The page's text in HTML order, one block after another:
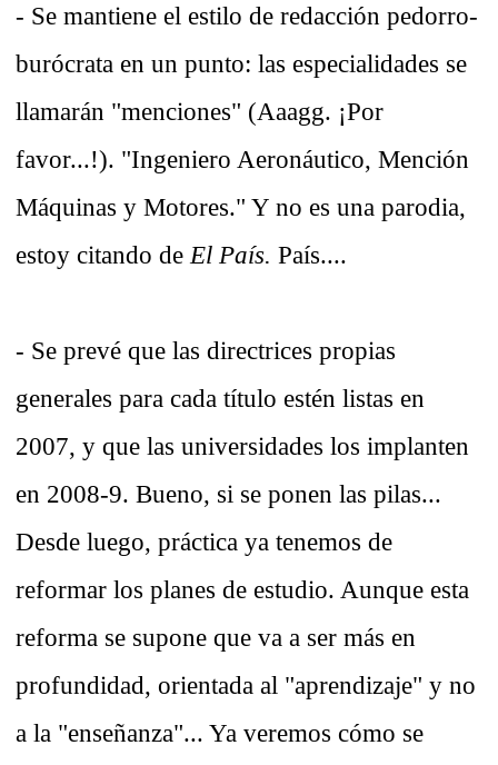
- Se mantiene el estilo de redacción pedorro-
burócrata en un punto: las especialidades se
llamarán "menciones" (Aaagg. ¡Por
favor...!). "Ingeniero Aeronáutico, Mención
Máquinas y Motores." Y no es una parodia,
estoy citando de El País. País....
- Se prevé que las directrices propias
generales para cada título estén listas en
2007, y que las universidades los implanten
en 2008-9. Bueno, si se ponen las pilas...
Desde luego, práctica ya tenemos de
reformar los planes de estudio. Aunque esta
reforma se supone que va a ser más en
profundidad, orientada al "aprendizaje" y no
a la "enseñanza"... Ya veremos cómo se